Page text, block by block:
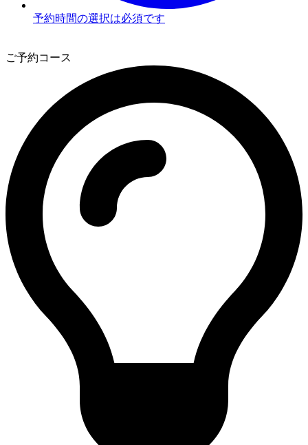
予約時間の選択は必須です
ご予約コース